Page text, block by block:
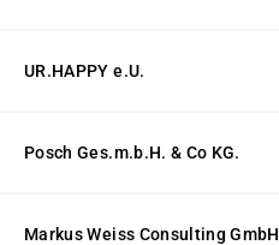
UR.HAPPY e.U.
Posch Ges.m.b.H. & Co KG.
Markus Weiss Consulting GmbH